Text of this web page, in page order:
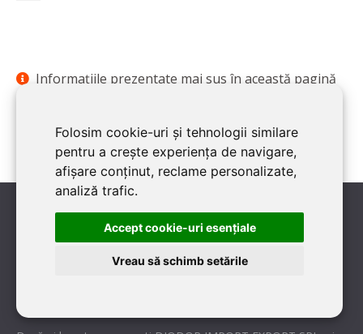
Folosim cookie-uri și tehnologii similare
pentru a crește experiența de navigare,
afișare conținut, reclame personalizate,
analiză trafic.
Accept cookie-uri esenţiale
Vreau să schimb setările
Informaţiile prezentate mai sus în această pagină
. Pentru orice detalii, contactaţi DIODOR IMPORT
EXPORT SRL la tel:0264 449 801